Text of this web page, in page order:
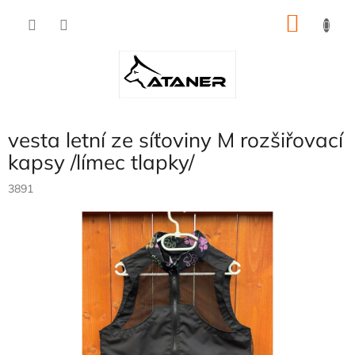
vesta letní ze síťoviny M rozšiřovací
kapsy /límec tlapky/
3891